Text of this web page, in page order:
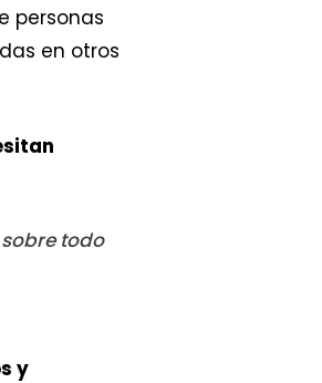
personas
en otros
todo
y